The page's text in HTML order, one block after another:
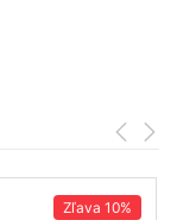
Zľava 10%